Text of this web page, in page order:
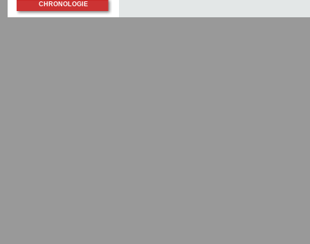
CHRONOLOGIE